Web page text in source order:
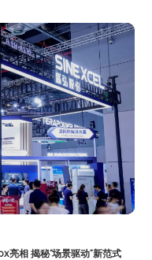
SNEC直击 | 盛弘Energy Management Box亮相 揭秘“场景驱动”新范式